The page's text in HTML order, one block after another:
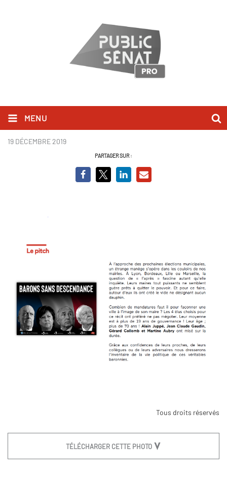
MENU
Page1.PNG
19 DÉCEMBRE 2019
PARTAGER SUR :
Tous droits réservés
TÉLÉCHARGER CETTE PHOTO